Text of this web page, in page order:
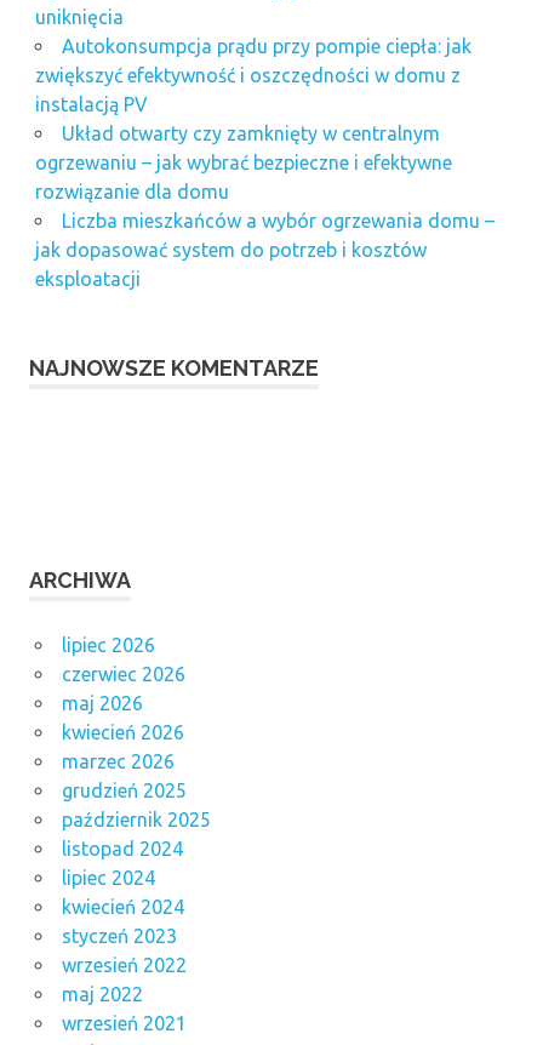
uniknięcia
Autokonsumpcja prądu przy pompie ciepła: jak
zwiększyć efektywność i oszczędności w domu z
instalacją PV
Układ otwarty czy zamknięty w centralnym
ogrzewaniu – jak wybrać bezpieczne i efektywne
rozwiązanie dla domu
Liczba mieszkańców a wybór ogrzewania domu –
jak dopasować system do potrzeb i kosztów
eksploatacji
NAJNOWSZE KOMENTARZE
ARCHIWA
lipiec 2026
czerwiec 2026
maj 2026
kwiecień 2026
marzec 2026
grudzień 2025
październik 2025
listopad 2024
lipiec 2024
kwiecień 2024
styczeń 2023
wrzesień 2022
maj 2022
wrzesień 2021